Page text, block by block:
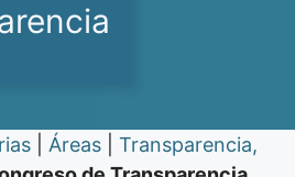
Áreas
Transparencia,